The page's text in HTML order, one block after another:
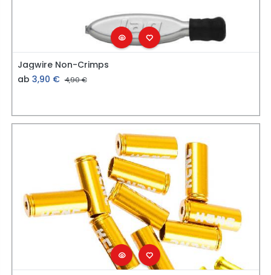
Jagwire Non-Crimps
ab 3,90 € 4,90€